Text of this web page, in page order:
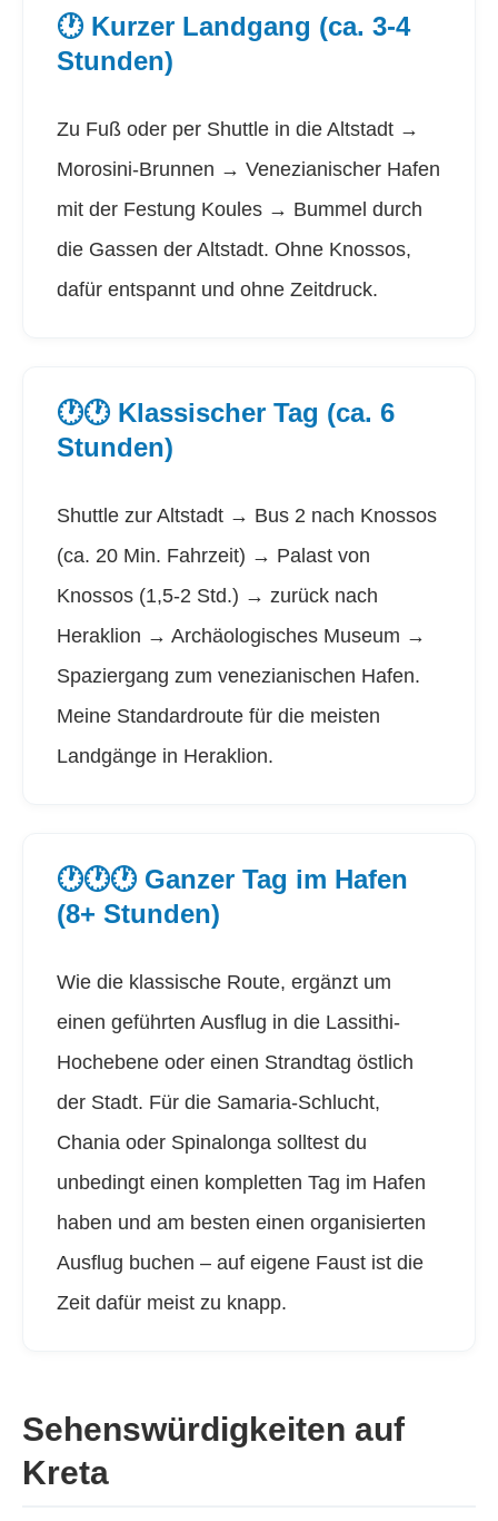
🕐 Kurzer Landgang (ca. 3-4
Stunden)
Zu Fuß oder per Shuttle in die Altstadt →
Morosini-Brunnen → Venezianischer Hafen
mit der Festung Koules → Bummel durch
die Gassen der Altstadt. Ohne Knossos,
dafür entspannt und ohne Zeitdruck.
🕐🕐 Klassischer Tag (ca. 6
Stunden)
Shuttle zur Altstadt → Bus 2 nach Knossos
(ca. 20 Min. Fahrzeit) → Palast von
Knossos (1,5-2 Std.) → zurück nach
Heraklion → Archäologisches Museum →
Spaziergang zum venezianischen Hafen.
Meine Standardroute für die meisten
Landgänge in Heraklion.
🕐🕐🕐 Ganzer Tag im Hafen
(8+ Stunden)
Wie die klassische Route, ergänzt um
einen geführten Ausflug in die Lassithi-
Hochebene oder einen Strandtag östlich
der Stadt. Für die Samaria-Schlucht,
Chania oder Spinalonga solltest du
unbedingt einen kompletten Tag im Hafen
haben und am besten einen organisierten
Ausflug buchen – auf eigene Faust ist die
Zeit dafür meist zu knapp.
Sehenswürdigkeiten auf
Kreta